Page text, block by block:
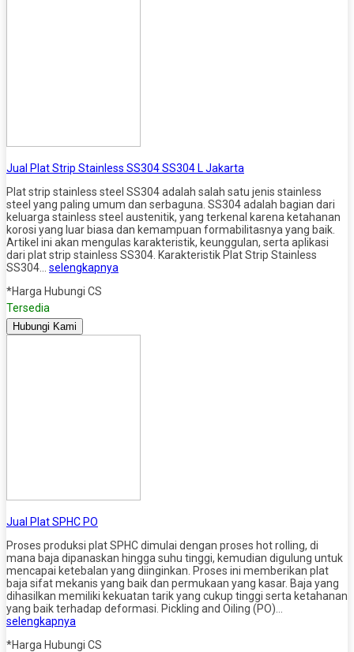
Jual Plat Strip Stainless SS304 SS304 L Jakarta
Plat strip stainless steel SS304 adalah salah satu jenis stainless
steel yang paling umum dan serbaguna. SS304 adalah bagian dari
keluarga stainless steel austenitik, yang terkenal karena ketahanan
korosi yang luar biasa dan kemampuan formabilitasnya yang baik.
Artikel ini akan mengulas karakteristik, keunggulan, serta aplikasi
dari plat strip stainless SS304. Karakteristik Plat Strip Stainless
SS304… selengkapnya
*Harga Hubungi CS
Tersedia
Hubungi Kami
Jual Plat SPHC PO
Proses produksi plat SPHC dimulai dengan proses hot rolling, di
mana baja dipanaskan hingga suhu tinggi, kemudian digulung untuk
mencapai ketebalan yang diinginkan. Proses ini memberikan plat
baja sifat mekanis yang baik dan permukaan yang kasar. Baja yang
dihasilkan memiliki kekuatan tarik yang cukup tinggi serta ketahanan
yang baik terhadap deformasi. Pickling and Oiling (PO)…
selengkapnya
*Harga Hubungi CS